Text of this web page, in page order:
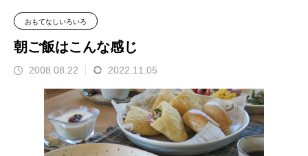
おもてなしいろいろ
朝ご飯はこんな感じ
2008.08.22 2022.11.05